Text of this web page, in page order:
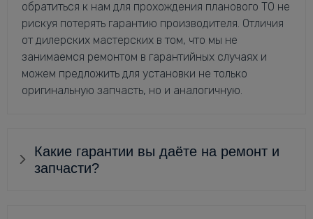
обратиться к нам для прохождения планового ТО не
рискуя потерять гарантию производителя. Отличия
от дилерских мастерских в том, что мы не
занимаемся ремонтом в гарантийных случаях и
можем предложить для установки не только
оригинальную запчасть, но и аналогичную.
Какие гарантии вы даёте на ремонт и
запчасти?